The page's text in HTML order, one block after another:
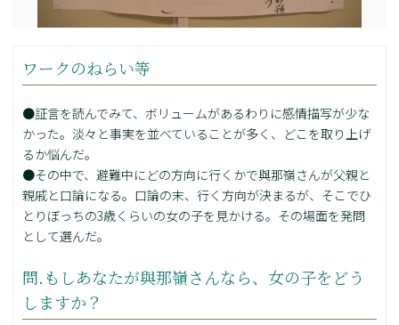
ワークのねらい等
●証言を読んでみて、ボリュームがあるわりに感情描写が少な
かった。淡々と事実を並べていることが多く、どこを取り上げ
るか悩んだ。
●その中で、避難中にどの方向に行くかで與那嶺さんが父親と
親戚と口論になる。口論の末、行く方向が決まるが、そこでひ
とりぼっちの3歳くらいの女の子を見かける。その場面を発問
として選んだ。
問.もしあなたが與那嶺さんなら、女の子をどう
しますか？